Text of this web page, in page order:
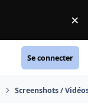
×
Se connecter
Screenshots /